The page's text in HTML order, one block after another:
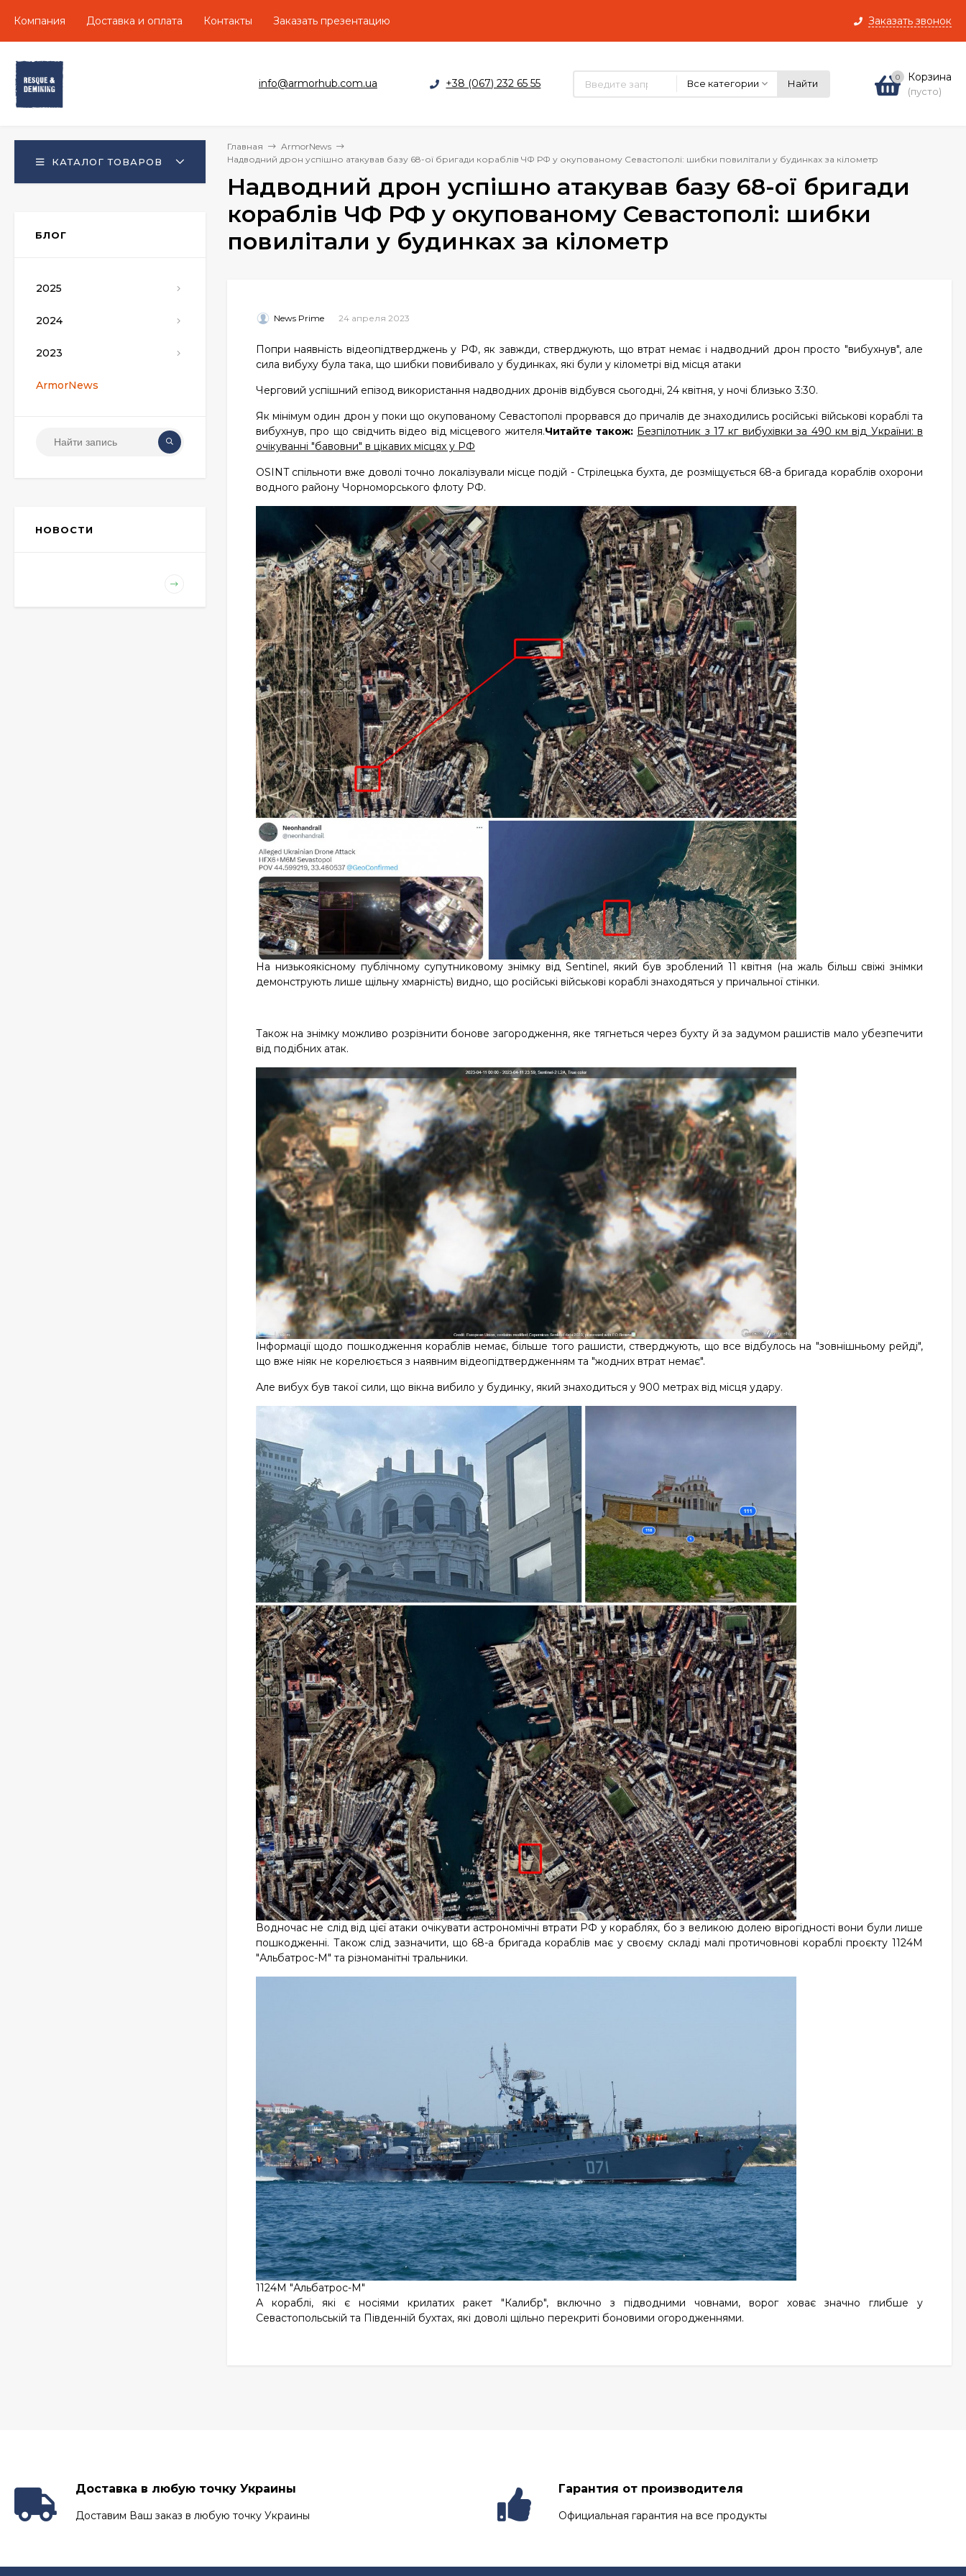
Заказать звонок
Компания Доставка и оплата Контакты Заказать презентацию
info@armorhub.com.ua +38 (067) 232 65 55 Все категории Найти
0 Корзина
(пусто)
Главная
ArmorNews
Надводний дрон успішно атакував базу 68-ої бригади кораблів ЧФ РФ у окупованому Севастополі: шибки повилітали у будинках за кілометр
Надводний дрон успішно атакував базу 68-ої бригади
кораблів ЧФ РФ у окупованому Севастополі: шибки
повилітали у будинках за кілометр
News Prime 24 апреля 2023
Попри наявність відеопідтверджень у РФ, як завжди, стверджують, що втрат немає і надводний дрон просто "вибухнув", але
сила вибуху була така, що шибки повибивало у будинках, які були у кілометрі від місця атаки
Черговий успішний епізод використання надводних дронів відбувся сьогодні, 24 квітня, у ночі близько 3:30.
Як мінімум один дрон у поки що окупованому Севастополі прорвався до причалів де знаходились російські військові кораблі та
вибухнув, про що свідчить відео від місцевого жителя.Читайте також: Безпілотник з 17 кг вибухівки за 490 км від України: в
очікуванні "бавовни" в цікавих місцях у РФ
OSINT спільноти вже доволі точно локалізували місце подій - Стрілецька бухта, де розміщується 68-а бригада кораблів охорони
водного району Чорноморського флоту РФ.
На низькоякісному публічному супутниковому знімку від Sentinel, який був зроблений 11 квітня (на жаль більш свіжі знімки
демонструють лише щільну хмарність) видно, що російські військові кораблі знаходяться у причальної стінки.
Також на знімку можливо розрізнити бонове загородження, яке тягнеться через бухту й за задумом рашистів мало убезпечити
від подібних атак.
Інформації щодо пошкодження кораблів немає, більше того рашисти, стверджують, що все відбулось на "зовнішньому рейді",
що вже ніяк не корелюється з наявним відеопідтвердженням та "жодних втрат немає".
Але вибух був такої сили, що вікна вибило у будинку, який знаходиться у 900 метрах від місця удару.
Водночас не слід від цієї атаки очікувати астрономічні втрати РФ у кораблях, бо з великою долею вірогідності вони були лише
пошкодженні. Також слід зазначити, що 68-а бригада кораблів має у своєму складі малі протичовнові кораблі проєкту 1124М
"Альбатрос-М" та різноманітні тральники.
1124М "Альбатрос-М"
А кораблі, які є носіями крилатих ракет "Калибр", включно з підводними човнами, ворог ховає значно глибше у
Севастопольській та Південній бухтах, які доволі щільно перекриті боновими огородженнями.
КАТАЛОГ ТОВАРОВ
БЛОГ
2025
2024
2023
ArmorNews
НОВОСТИ
Доставка в любую точку Украины
Доставим Ваш заказ в любую точку Украины
Гарантия от производителя
Официальная гарантия на все продукты